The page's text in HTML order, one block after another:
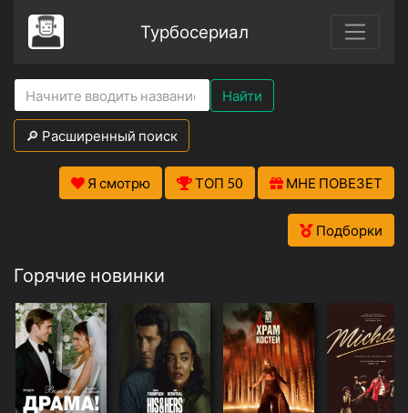
Турбосериал
Найти
🔎 Расширенный поиск
Я смотрю ТОП 50 МНЕ ПОВЕЗЕТ
Подборки
Горячие новинки